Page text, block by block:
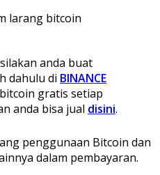
silakan anda buat
dahulu di BINANCE
gratis setiap
anda bisa jual disini.
penggunaan Bitcoin dan
dalam pembayaran.